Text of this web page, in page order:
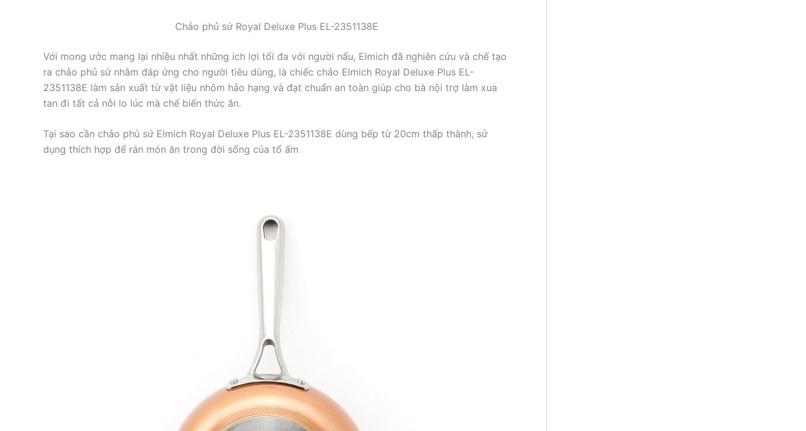
Chảo phủ sứ Royal Deluxe Plus EL-2351138E
Với mong ước mang lại nhiều nhất những ích lợi tối đa với người nấu, Elmich đã nghiên cứu và chế tạo
ra chảo phủ sứ nhằm đáp ứng cho người tiêu dùng, là chiếc chảo Elmich Royal Deluxe Plus EL-
2351138E làm sản xuất từ vật liệu nhôm hảo hạng và đạt chuẩn an toàn giúp cho bà nội trợ làm xua
tan đi tất cả nỗi lo lúc mà chế biến thức ăn.
Tại sao cần chảo phủ sứ Elmich Royal Deluxe Plus EL-2351138E dùng bếp từ 20cm thấp thành, sử
dụng thích hợp để rán món ăn trong đời sống của tổ ấm